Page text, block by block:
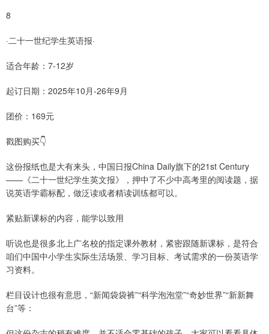
8
·二十一世纪学生英语报·
适合年龄：7-12岁
起订日期：2025年10月-26年9月
团价：169元
戳图购买👇
这份报纸也是大有来头，中国日报China Daily旗下的21st Century
——《二十一世纪学生英文报》，押中了不少中高考里的阅读题，据
说英语学霸标配，做泛读或者精读训练都可以。
紧贴新课标的内容，能学以致用
听说也是很多北上广名校的指定课外教材，紧密跟随新课标，是符合
咱们中国中小学生实际生活场景、学习目标、考试需求的一份英语学
习资料。
栏目设计也很有意思，“新闻袋袋裤”“科学泡泡堂”“奇妙世界”“新新舞
台”等：